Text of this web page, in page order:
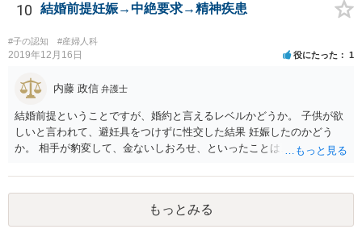
10 結婚前提妊娠→中絶要求→精神疾患
#子の認知 #産婦人科
2019年12月16日 役にたった 1
内藤 政信 弁護士
結婚前提ということですが、婚約と言えるレベルかどうか。 子供が欲
しいと言われて、避妊具をつけずに性交した結果 妊娠したのかどう
か。 相手が豹変して、金ないしおろせ、といったことは、不法 行為に
よるも のかどうか、説明付きの診断書が欲しいですね。 慰謝料請求
は、可能でしょう。
もっとみる